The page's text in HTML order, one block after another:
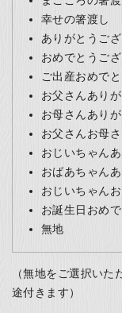
幸せの箸渡し
ありがとうご
おめでとうご
ご出産おめで
お父さんありが
お母さんありが
お父さんお母
おじいちゃん
おばあちゃん
おじいちゃん
お誕生日おめ
無地
（無地をご選択い
途付きます）